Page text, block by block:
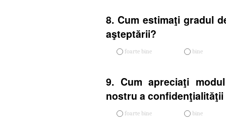
8. Cum estimaţi gradul
aşteptării?
foarte bine bine
9. Cum apreciaţi
nostru a
foarte bine bine